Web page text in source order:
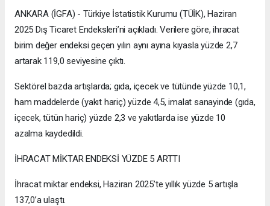
ANKARA (İGFA) - Türkiye İstatistik Kurumu (TÜİK), Haziran
2025 Dış Ticaret Endeksleri’ni açıkladı. Verilere göre, ihracat
birim değer endeksi geçen yılın aynı ayına kıyasla yüzde 2,7
artarak 119,0 seviyesine çıktı.
Sektörel bazda artışlarda; gıda, içecek ve tütünde yüzde 10,1,
ham maddelerde (yakıt hariç) yüzde 4,5, imalat sanayinde (gıda,
içecek, tütün hariç) yüzde 2,3 ve yakıtlarda ise yüzde 10
azalma kaydedildi.
İHRACAT MİKTAR ENDEKSİ YÜZDE 5 ARTTI
İhracat miktar endeksi, Haziran 2025’te yıllık yüzde 5 artışla
137,0’a ulaştı.